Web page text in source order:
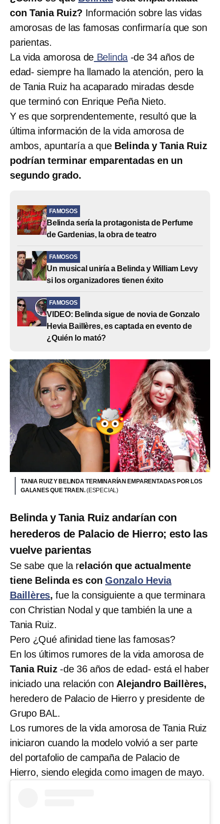
con Tania Ruiz? Información sobre las vidas
amorosas de las famosas confirmaría que son
parientas.
La vida amorosa de Belinda -de 34 años de
edad- siempre ha llamado la atención, pero la
de Tania Ruiz ha acaparado miradas desde
que terminó con Enrique Peña Nieto.
Y es que sorprendentemente, resultó que la
última información de la vida amorosa de
ambos, apuntaría a que Belinda y Tania Ruiz
podrían terminar emparentadas en un
segundo grado.
FAMOSOS
Belinda sería la protagonista de Perfume
de Gardenias, la obra de teatro
FAMOSOS
Un musical uniría a Belinda y William Levy
si los organizadores tienen éxito
FAMOSOS
VIDEO: Belinda sigue de novia de Gonzalo
Hevia Baillères, es captada en evento de
¿Quién lo mató?
TANIA RUIZ Y BELINDA TERMINARÍAN EMPARENTADAS POR LOS
GALANES QUE TRAEN.(ESPECIAL)
Belinda y Tania Ruiz andarían con
herederos de Palacio de Hierro; esto las
vuelve parientas
Se sabe que la relación que actualmente
tiene Belinda es conGonzalo Hevia
Baillères, fue la consiguiente a que terminara
con Christian Nodal y que también la une a
Tania Ruiz.
Pero ¿Qué afinidad tiene las famosas?
En los últimos rumores de la vida amorosa de
Tania Ruiz-de 36 años de edad- está el haber
iniciado una relación conAlejandro Baillères,
heredero de Palacio de Hierro y presidente de
Grupo BAL.
Los rumores de la vida amorosa de Tania Ruiz
iniciaron cuando la modelo volvió a ser parte
del portafolio de campaña de Palacio de
Hierro, siendo elegida como imagen de mayo.